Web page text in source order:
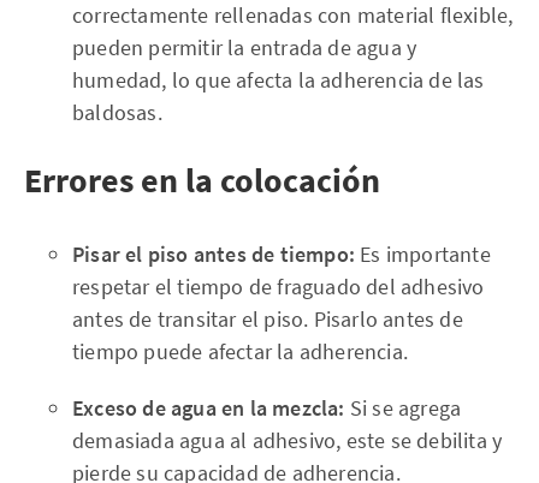
correctamente rellenadas con material flexible,
pueden permitir la entrada de agua y
humedad, lo que afecta la adherencia de las
baldosas.
Errores en la colocación
Pisar el piso antes de tiempo: Es importante
respetar el tiempo de fraguado del adhesivo
antes de transitar el piso. Pisarlo antes de
tiempo puede afectar la adherencia.
Exceso de agua en la mezcla: Si se agrega
demasiada agua al adhesivo, este se debilita y
pierde su capacidad de adherencia.